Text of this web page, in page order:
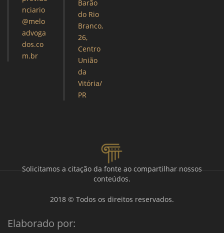
nciario
@melo
advoga
dos.co
m.br
Barão
do Rio
Branco,
26,
Centro
União
da
Vitória/
PR
Solicitamos a citação da fonte ao compartilhar nossos
conteúdos.
2018 © Todos os direitos reservados.
Elaborado por: